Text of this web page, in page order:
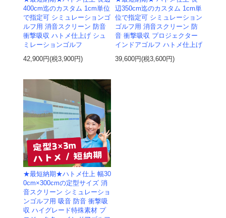
400cm迄のカスタム 1cm単位
で指定可 シミュレーションゴ
ルフ用 消音スクリーン 防音
衝撃吸収 ハトメ仕上げ シュ
ミレーションゴルフ
42,900円(税3,900円)
辺350cm迄のカスタム 1cm単
位で指定可 シミュレーション
ゴルフ用 消音スクリーン 防
音 衝撃吸収 プロジェクター
インドアゴルフ ハトメ仕上げ
39,600円(税3,600円)
★最短納期★ハトメ仕上 幅30
0cm×300cmの定型サイズ 消
音スクリーン シミュレーショ
ンゴルフ用 吸音 防音 衝撃吸
収 ハイグレード特殊素材 プ